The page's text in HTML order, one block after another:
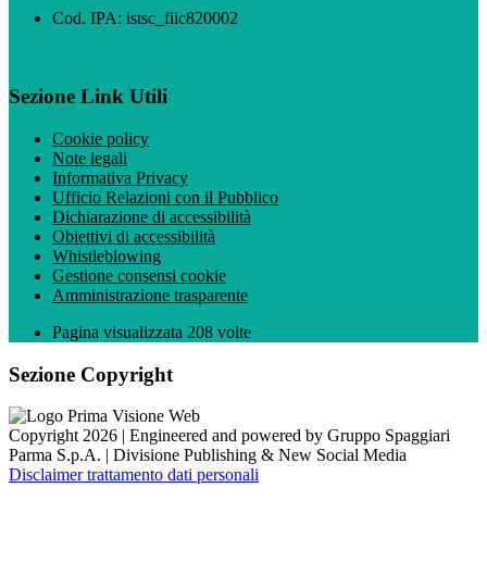
Cod. IPA: istsc_fiic820002
Sezione Link Utili
Cookie policy
Note legali
Informativa Privacy
Ufficio Relazioni con il Pubblico
Dichiarazione di accessibilità
Obiettivi di accessibilità
Whistleblowing
Gestione consensi cookie
Amministrazione trasparente
Pagina visualizzata 208 volte
Sezione Copyright
Copyright 2026 | Engineered and powered by Gruppo Spaggiari
Parma S.p.A. | Divisione Publishing & New Social Media
Disclaimer trattamento dati personali